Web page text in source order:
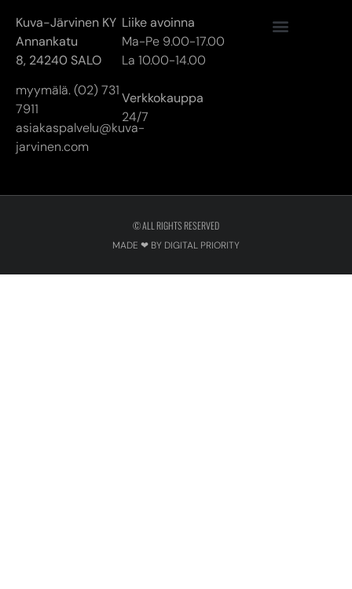
Kuva-Järvinen KY
Annankatu
8, 24240 SALO
myymälä. (02) 731
7911
asiakaspalvelu@kuva-
jarvinen.com
Liike avoinna
Ma-Pe 9.00-17.00
La 10.00-14.00
Verkkokauppa
24/7
© ALL RIGHTS RESERVED
MADE ❤ BY DIGITAL PRIORITY